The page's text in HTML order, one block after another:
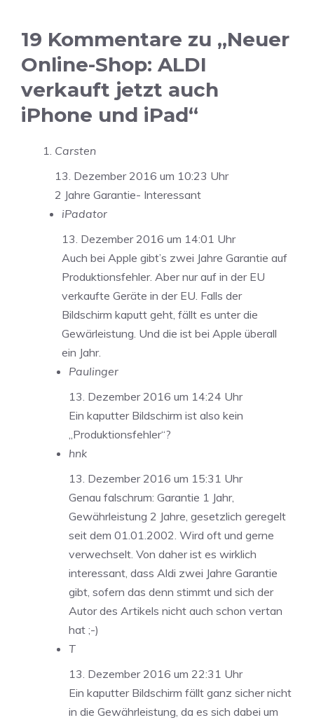
19 Kommentare zu „Neuer
Online-Shop: ALDI
verkauft jetzt auch
iPhone und iPad“
Carsten
13. Dezember 2016 um 10:23 Uhr
2 Jahre Garantie- Interessant
iPadator
13. Dezember 2016 um 14:01 Uhr
Auch bei Apple gibt’s zwei Jahre Garantie auf
Produktionsfehler. Aber nur auf in der EU
verkaufte Geräte in der EU. Falls der
Bildschirm kaputt geht, fällt es unter die
Gewärleistung. Und die ist bei Apple überall
ein Jahr.
Paulinger
13. Dezember 2016 um 14:24 Uhr
Ein kaputter Bildschirm ist also kein
„Produktionsfehler“?
hnk
13. Dezember 2016 um 15:31 Uhr
Genau falschrum: Garantie 1 Jahr,
Gewährleistung 2 Jahre, gesetzlich geregelt
seit dem 01.01.2002. Wird oft und gerne
verwechselt. Von daher ist es wirklich
interessant, dass Aldi zwei Jahre Garantie
gibt, sofern das denn stimmt und sich der
Autor des Artikels nicht auch schon vertan
hat ;-)
T
13. Dezember 2016 um 22:31 Uhr
Ein kaputter Bildschirm fällt ganz sicher nicht
in die Gewährleistung, da es sich dabei um